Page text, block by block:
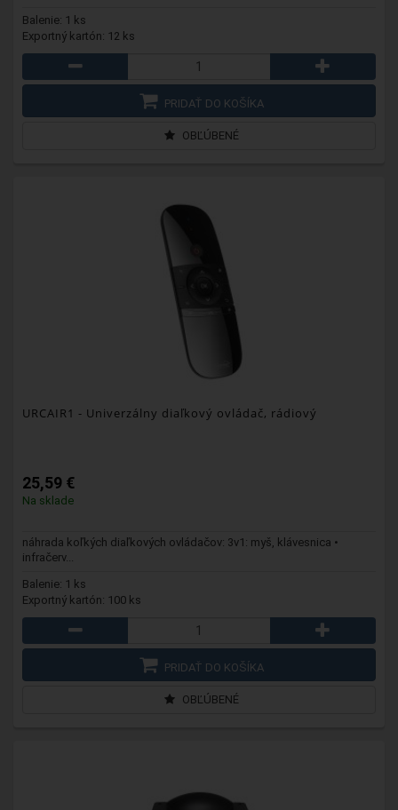
Balenie: 1 ks
Exportný kartón: 12 ks
PRIDAŤ DO KOŠÍKA
OBĽÚBENÉ
URCAIR1 - Univerzálny diaľkový ovládač, rádiový
25,59 €
Na sklade
náhrada koľkých diaľkových ovládačov: 3v1: myš, klávesnica •
infračerv...
Balenie: 1 ks
Exportný kartón: 100 ks
PRIDAŤ DO KOŠÍKA
OBĽÚBENÉ